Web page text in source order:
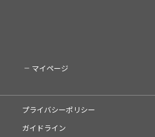
マイページ
プライバシーポリシー
ガイドライン